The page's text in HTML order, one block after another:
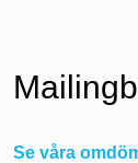
Se våra